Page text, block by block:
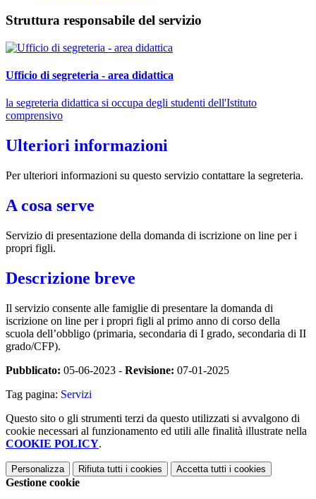
Struttura responsabile del servizio
Ufficio di segreteria - area didattica
la segreteria didattica si occupa degli studenti dell'Istituto
comprensivo
Ulteriori informazioni
Per ulteriori informazioni su questo servizio contattare la segreteria.
A cosa serve
Servizio di presentazione della domanda di iscrizione on line per i
propri figli.
Descrizione breve
Il servizio consente alle famiglie di presentare la domanda di
iscrizione on line per i propri figli al primo anno di corso della
scuola dell’obbligo (primaria, secondaria di I grado, secondaria di II
grado/CFP).
Pubblicato: 05-06-2023 - Revisione: 07-01-2025
Tag pagina: Servizi
Questo sito o gli strumenti terzi da questo utilizzati si avvalgono di
cookie necessari al funzionamento ed utili alle finalità illustrate nella
COOKIE POLICY.
Personalizza Rifiuta tutti i cookies Accetta tutti i cookies
Gestione cookie